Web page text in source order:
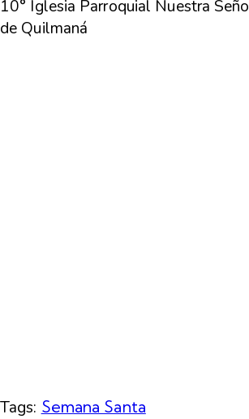
10° Iglesia Parroquial Nuestra
de Quilmaná
Tags: Semana Santa